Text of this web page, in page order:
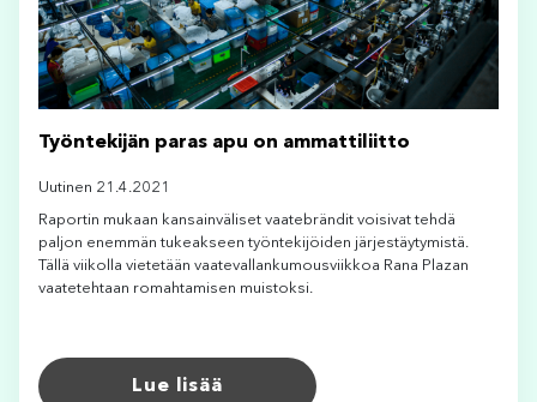
Työntekijän paras apu on ammattiliitto
Uutinen 21.4.2021
Raportin mukaan kansainväliset vaatebrändit voisivat tehdä
paljon enemmän tukeakseen työntekijöiden järjestäytymistä.
Tällä viikolla vietetään vaatevallankumousviikkoa Rana Plazan
vaatetehtaan romahtamisen muistoksi.
Lue lisää